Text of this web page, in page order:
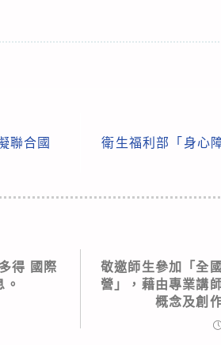
聯合國
衛生福利部「身心
得 國際
敬邀師生參加「全
營」，藉由專業講
概念及創